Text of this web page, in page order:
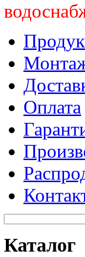
Оплата
Каталог